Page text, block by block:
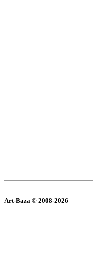
Art-Baza © 2008-2026